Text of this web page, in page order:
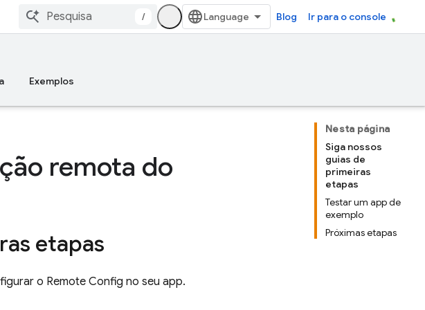
/ Blog Ir para o console
Exemplos
Nesta página
Siga nossos
guias de
primeiras
etapas
Testar um app de
exemplo
Próximas etapas
remota do
etapas
o Remote Config no seu app.